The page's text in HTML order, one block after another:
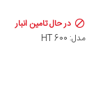
در حال تامین انبار
مدل: HT 600